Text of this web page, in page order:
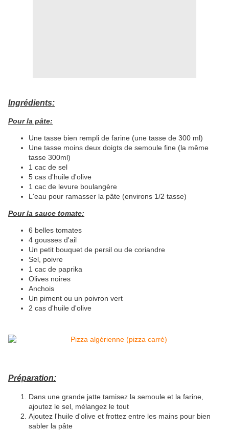
Ingrédients:
Pour la pâte:
Une tasse bien rempli de farine (une tasse de 300 ml)
Une tasse moins deux doigts de semoule fine (la même
tasse 300ml)
1 cac de sel
5 cas d'huile d'olive
1 cac de levure boulangère
L'eau pour ramasser la pâte (environs 1/2 tasse)
Pour la sauce tomate:
6 belles tomates
4 gousses d'ail
Un petit bouquet de persil ou de coriandre
Sel, poivre
1 cac de paprika
Olives noires
Anchois
Un piment ou un poivron vert
2 cas d'huile d'olive
Préparation:
Dans une grande jatte tamisez la semoule et la farine,
ajoutez le sel, mélangez le tout
Ajoutez l'huile d'olive et frottez entre les mains pour bien
sabler la pâte